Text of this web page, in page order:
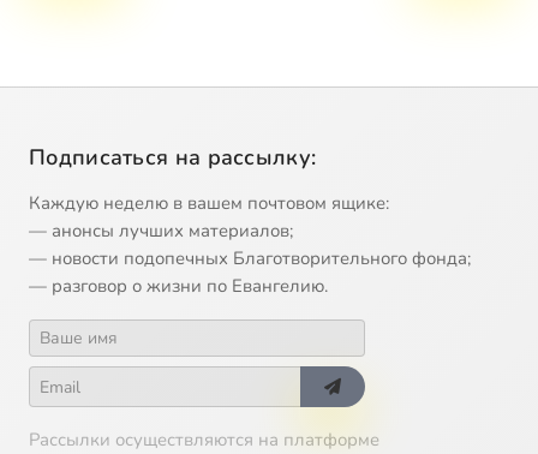
Подписаться на рассылку:
Каждую неделю в вашем почтовом ящике:
— анонсы лучших материалов;
— новости подопечных Благотворительного фонда;
— разговор о жизни по Евангелию.
Рассылки осуществляются на платформе